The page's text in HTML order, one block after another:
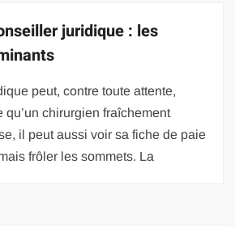
juridique : les
peut, contre toute attente,
qu’un chirurgien fraîchement
il peut aussi voir sa fiche de paie
frôler les sommets. La